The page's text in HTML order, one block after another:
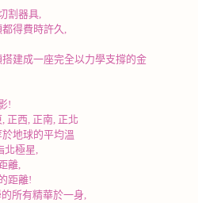
割器具,
得費時許久,
搭建成一座完全以力學支撐的金
!
, 正西, 正南, 正北
地球的平均溫
北極星,
離,
距離!
所有精華於一身,